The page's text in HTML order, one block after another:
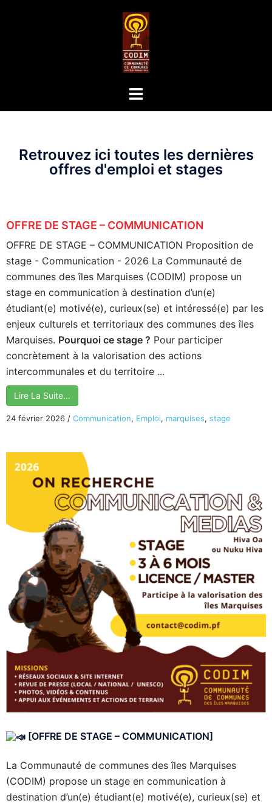
Retrouvez ici toutes les dernières
offres d'emploi et stages
OFFRE DE STAGE – COMMUNICATION
OFFRE DE STAGE – COMMUNICATION Proposition de
stage - Communication - 2026 La Communauté de
communes des îles Marquises (CODIM) propose un
stage en communication à destination d’un(e)
étudiant(e) motivé(e), curieux(se) et intéressé(e) par les
enjeux culturels et territoriaux des communes des îles
Marquises. Pourquoi ce stage ? Pour participer
concrètement à la valorisation des actions
intercommunales et du territoire ...
Lire La Suite…
24 février 2026 / Communication, Emploi, marquises, stage
[OFFRE DE STAGE – COMMUNICATION]
La Communauté de communes des îles Marquises
(CODIM) propose un stage en communication à
destination d’un(e) étudiant(e) motivé(e), curieux(se) et